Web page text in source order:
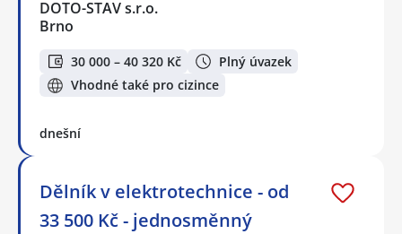
DOTO-STAV s.r.o.
Brno
30 000 – 40 320 Kč
Plný úvazek
Vhodné také pro cizince
dnešní
Dělník v elektrotechnice - od
33 500 Kč - jednosměnný